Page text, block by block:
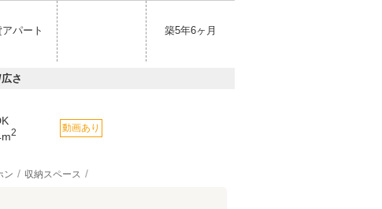
パート 築5年6ヶ月
さ
2 動画あり
ン 収納スペース